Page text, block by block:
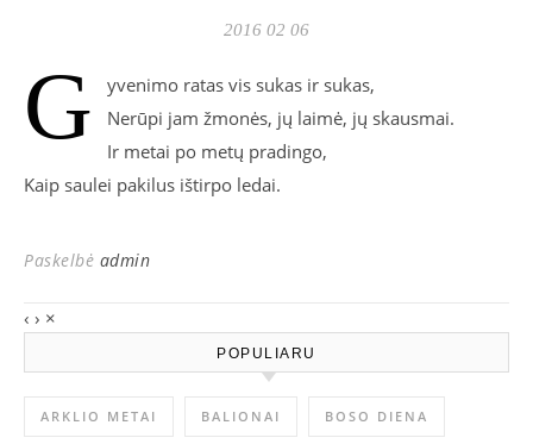
2016 02 06
G
yvenimo ratas vis sukas ir sukas,
Nerūpi jam žmonės, jų laimė, jų skausmai.
Ir metai po metų pradingo,
Kaip saulei pakilus ištirpo ledai.
Paskelbė admin
‹ › ×
POPULIARU
ARKLIO METAI BALIONAI BOSO DIENA